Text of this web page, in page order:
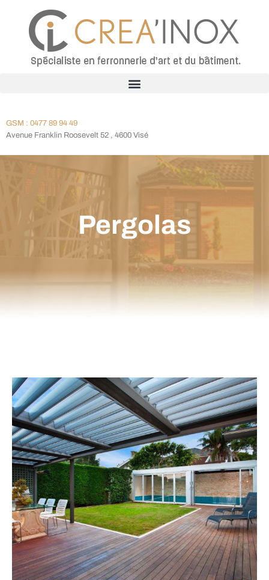
GSM : 0477 89 94 49
Avenue Franklin Roosevelt 52 , 4600 Visé
Pergolas